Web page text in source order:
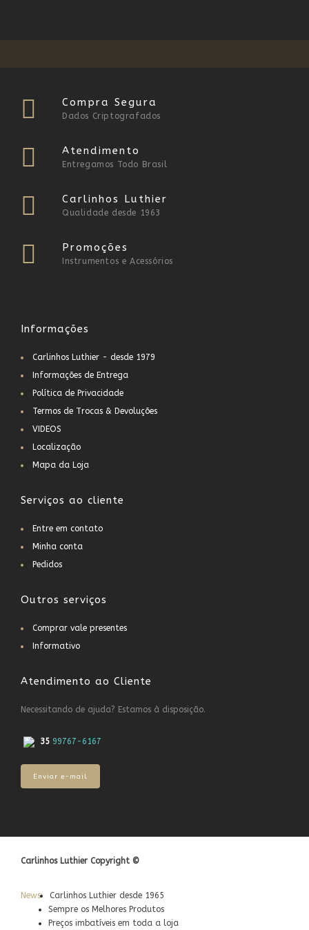
Compra Segura
Dados Criptografados
Atendimento
Entregamos Todo Brasil
Carlinhos Luthier
Qualidade desde 1963
Promoções
Instrumentos e Acessórios
Informações
Carlinhos Luthier - desde 1979
Informações de Entrega
Política de Privacidade
Termos de Trocas & Devoluções
VIDEOS
Localização
Mapa da Loja
Serviços ao cliente
Entre em contato
Minha conta
Pedidos
Outros serviços
Comprar vale presentes
Informativo
Atendimento ao Cliente
Necessitando de ajuda? Estamos à disposição.
35 99767-6167
Enviar e-mail
Carlinhos Luthier Copyright ©
News:
Carlinhos Luthier desde 1965
Sempre os Melhores Produtos
Preços imbatíveis em toda a loja